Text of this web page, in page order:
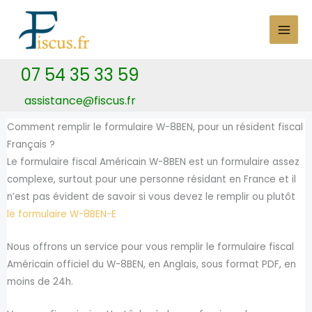
content
07 54 35 33 59
assistance@fiscus.fr
Comment remplir le formulaire W-8BEN, pour un résident fiscal
Français ?
Le formulaire fiscal Américain W-8BEN est un formulaire assez
complexe, surtout pour une personne résidant en France et il
n’est pas évident de savoir si vous devez le remplir ou plutôt
le formulaire W-8BEN-E
Nous offrons un service pour vous remplir le formulaire fiscal
Américain officiel du W-8BEN, en Anglais, sous format PDF, en
moins de 24h.